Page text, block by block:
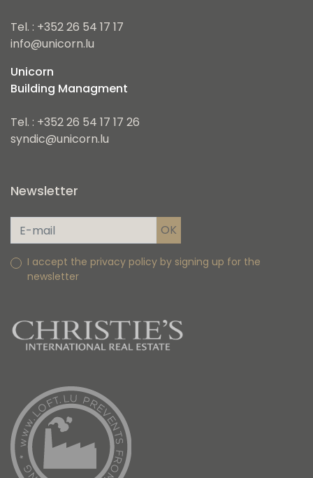
Tel. : +352 26 54 17 17
info@unicorn.lu
Unicorn
Building Managment
Tel. : +352 26 54 17 17 26
syndic@unicorn.lu
Newsletter
I accept the privacy policy by signing up for the
newsletter